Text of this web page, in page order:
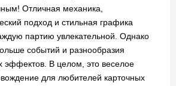
Отличная механика,
подход и стильная графика
партию увлекательной. Однако
событий и разнообразия
эффектов. В целом, это веселое
для любителей карточных